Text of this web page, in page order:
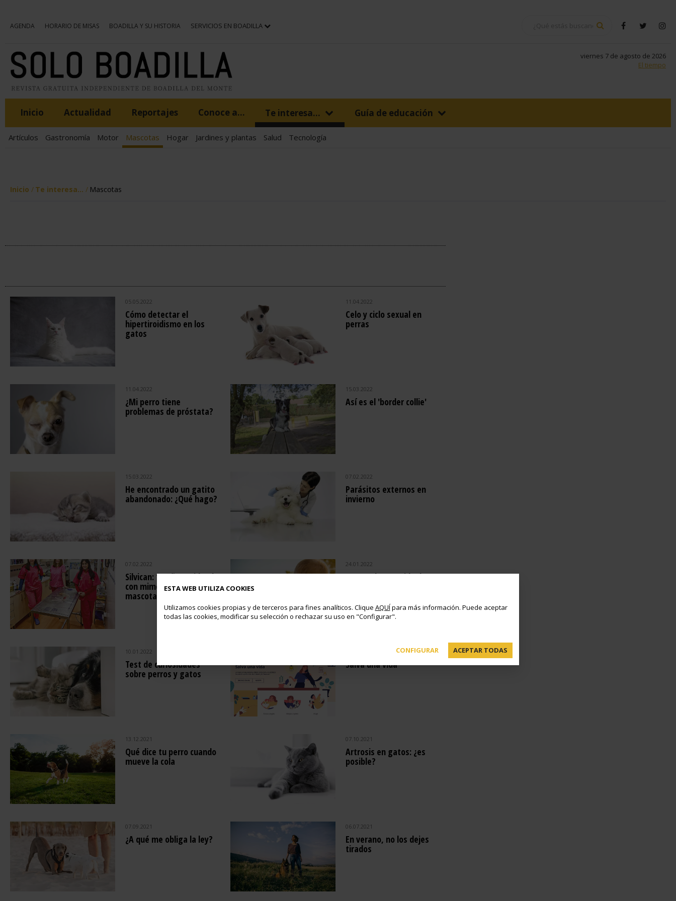
AGENDA HORARIO DE MISAS BOADILLA Y SU HISTORIA SERVICIOS EN BOADILLA BUSCARfacebooktwitter
viernes 7 de agosto de 2026
El tiempo
Inicio Actualidad Reportajes Conoce a... Te interesa... Guía de educación
Artículos Gastronomía Motor Mascotas Hogar Jardines y plantas Salud Tecnología
Inicio Te interesa... Mascotas
05.05.2022
Cómo detectar el
hipertiroidismo en los
gatos
11.04.2022
Celo y ciclo sexual en
perras
11.04.2022
¿Mi perro tiene
problemas de próstata?
15.03.2022
Así es el 'border collie'
15.03.2022
He encontrado un gatito
abandonado: ¿Qué hago?
07.02.2022
Parásitos externos en
invierno
07.02.2022
Silvican: 10 años cuidando
con mimo a nuestras
mascotas
24.01.2022
Centro de recogida de
10.01.2022
Test de curiosidades
sobre perros y gatos
Salva una vida
13.12.2021
Qué dice tu perro cuando
mueve la cola
07.10.2021
Artrosis en gatos: ¿es
posible?
07.09.2021
¿A qué me obliga la ley?
06.07.2021
En verano, no los dejes
tirados
ESTA WEB UTILIZA COOKIES
Utilizamos cookies propias y de terceros para fines analíticos. Clique AQUÍpara más información. Puede aceptar
todas las cookies, modificar su selección o rechazar su uso en "Configurar".
CONFIGURAR ACEPTAR TODAS